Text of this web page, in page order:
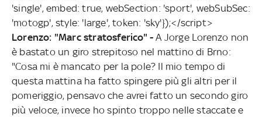
'single', embed: true, webSection: 'sport', webSubSec:
'motogp', style: 'large', token: 'sky'});</script>
Lorenzo: "Marc stratosferico" - A Jorge Lorenzo non
è bastato un giro strepitoso nel mattino di Brno:
"Cosa mi è mancato per la pole? Il mio tempo di
questa mattina ha fatto spingere più gli altri per il
pomeriggio, pensavo che avrei fatto un secondo giro
più veloce, invece ho spinto troppo nelle staccate e